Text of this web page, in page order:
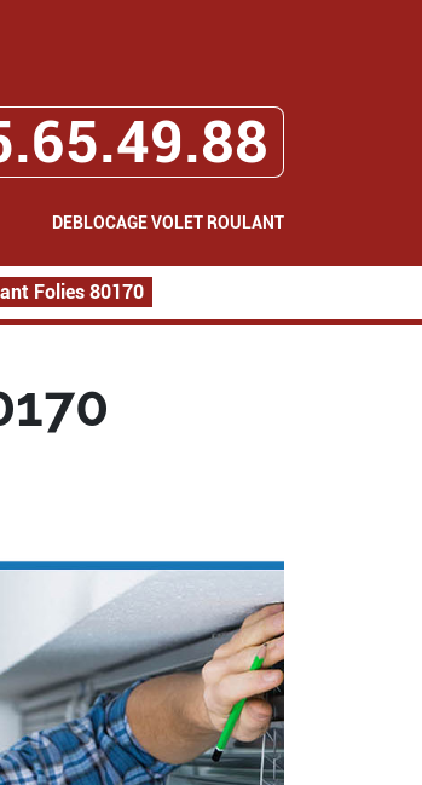
DEBLOCAGE VOLET ROULANT
Folies 80170